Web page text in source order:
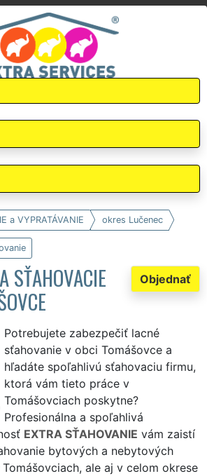
a VYPRATÁVANIE okres Lučenec
Objednať
SŤAHOVACIE
Potrebujete zabezpečiť lacné
sťahovanie v obci Tomášovce a
hľadáte spoľahlivú sťahovaciu firmu,
ktorá vám tieto práce v
Tomášovciach poskytne?
Profesionálna a spoľahlivá
EXTRA SŤAHOVANIE vám zaistí
bytových a nebytových
ale aj v celom okrese